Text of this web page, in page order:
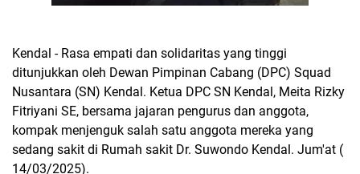
Kendal - Rasa empati dan solidaritas yang tinggi
ditunjukkan oleh Dewan Pimpinan Cabang (DPC) Squad
Nusantara (SN) Kendal. Ketua DPC SN Kendal, Meita Rizky
Fitriyani SE, bersama jajaran pengurus dan anggota,
kompak menjenguk salah satu anggota mereka yang
sedang sakit di Rumah sakit Dr. Suwondo Kendal. Jum'at (
14/03/2025).